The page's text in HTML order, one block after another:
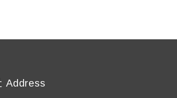
Address